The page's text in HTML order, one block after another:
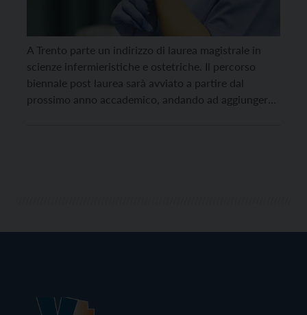
A Trento parte un indirizzo di laurea magistrale in
scienze infermieristiche e ostetriche. Il percorso
biennale post laurea sarà avviato a partire dal
prossimo anno accademico, andando ad aggiungersi